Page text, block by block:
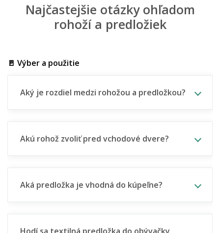
Najčastejšie otázky ohľadom
rohoží a predložiek
🚪 Výber a použitie
Aký je rozdiel medzi rohožou a predložkou?
Akú rohož zvoliť pred vchodové dvere?
Aká predložka je vhodná do kúpeľne?
Hodí sa textilná predložka do obývačky